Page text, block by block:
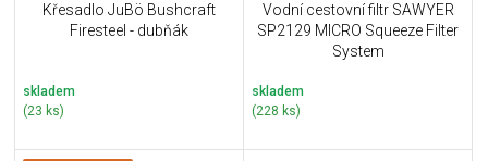
Křesadlo JuBö Bushcraft
Firesteel - dubňák
skladem
(23 ks)
Vodní cestovní filtr SAWYER
SP2129 MICRO Squeeze Filter
System
skladem
(228 ks)